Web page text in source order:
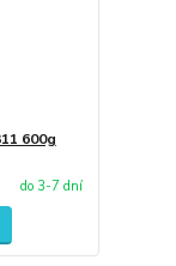
600g
do 3-7 dní